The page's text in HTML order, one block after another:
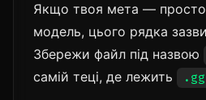
Якщо твоя мета — просто
модель, цього рядка
Збережи файл під назвою
самій теці, де лежить